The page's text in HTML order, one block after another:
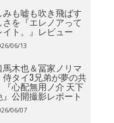
みも嘘も吹き飛ばす
さを『エレノアって
イト。』レビュー
06/13
馬木也＆冨家ノリマ
侍タイ3兄弟が夢の共
『心配無用ノ介 天下
』公開撮影レポート
06/07